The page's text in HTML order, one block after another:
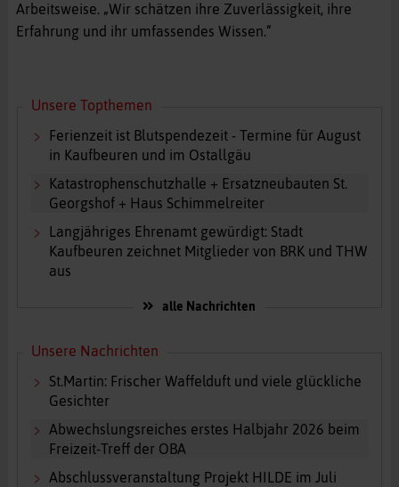
Arbeitsweise. „Wir schätzen ihre Zuverlässigkeit, ihre
Erfahrung und ihr umfassendes Wissen.“
Unsere Topthemen
Ferienzeit ist Blutspendezeit - Termine für August
in Kaufbeuren und im Ostallgäu
Katastrophenschutzhalle + Ersatzneubauten St.
Georgshof + Haus Schimmelreiter
Langjähriges Ehrenamt gewürdigt: Stadt
Kaufbeuren zeichnet Mitglieder von BRK und THW
aus
alle Nachrichten
Unsere Nachrichten
St.Martin: Frischer Waffelduft und viele glückliche
Gesichter
Abwechslungsreiches erstes Halbjahr 2026 beim
Freizeit-Treff der OBA
Abschlussveranstaltung Projekt HILDE im Juli